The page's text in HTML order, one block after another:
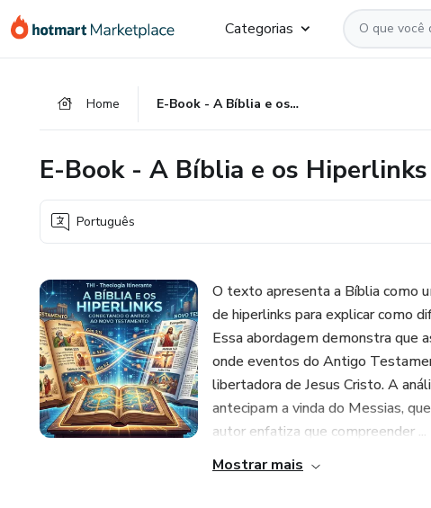
para
para
para
Categorias
Home E-Book - A Bíblia e os Hiperlinks
E-Book - A Bíblia e os Hiperlinks
Português
O texto apresenta a Bíblia como
de hiperlinks para explicar como
Essa abordagem demonstra que
onde eventos do Antigo
libertadora de Jesus Cristo. A
antecipam a vinda do Messias,
autor enfatiza que compreender ...
Mostrar mais